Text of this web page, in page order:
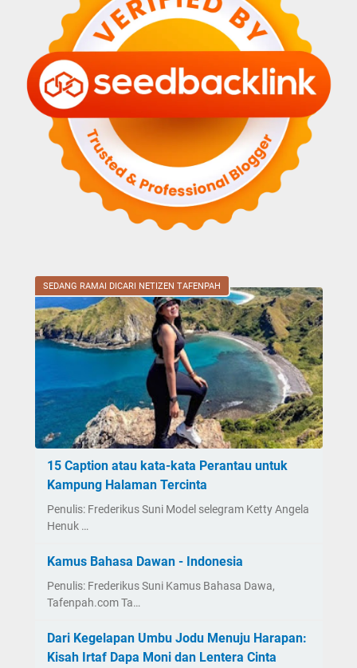
SEDANG RAMAI DICARI NETIZEN TAFENPAH
15 Caption atau kata-kata Perantau untuk
Kampung Halaman Tercinta
Penulis: Frederikus Suni Model selegram Ketty Angela
Henuk …
Kamus Bahasa Dawan - Indonesia
Penulis: Frederikus Suni Kamus Bahasa Dawa,
Tafenpah.com Ta…
Dari Kegelapan Umbu Jodu Menuju Harapan:
Kisah Irtaf Dapa Moni dan Lentera Cinta